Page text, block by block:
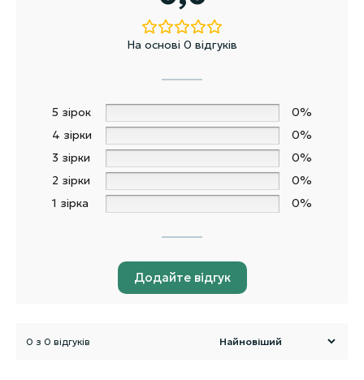
На основі 0 відгуків
5 зірок
0%
4 зірки
0%
3 зірки
0%
2 зірки
0%
1 зірка
0%
Додайте відгук
0 з 0 відгуків